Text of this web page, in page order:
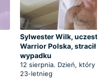
Sylwester Wilk,
Warrior Polska, stracił
wypadku
12 sierpnia. Dzień, który
23-letnieg